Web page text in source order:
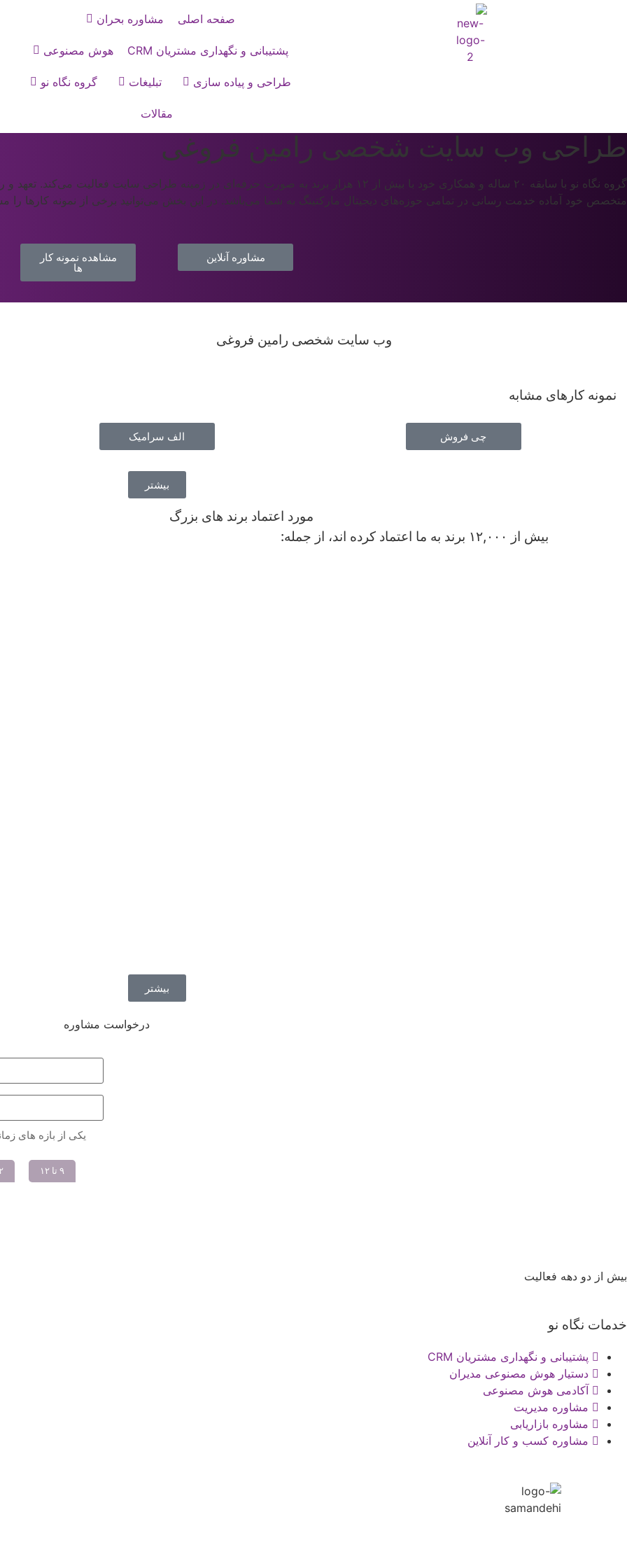
صفحه اصلی مشاوره بحران
پشتیبانی و نگهداری مشتریان CRM هوش مصنوعی
طراحی و پیاده سازی تبلیغات گروه نگاه نو
مقالات
طراحی وب سایت شخصی رامین فروغی
گروه نگاه نو با سابقه‌ ۲۰ ساله‌ و همکاری خود با بیش از ۱۲ هزار برند به صورت حرفه‌ای در زمینه طراحی
متخصص خود آماده خدمت رسانی در تمامی حوزه‌های دیجیتال مارکتینگ به شما می‌باشد. در این بخش می‌توانید برخی از نمونه کارها را
مشاوره آنلاین مشاهده نمونه کار
ها
وب سایت شخصی رامین فروغی
نمونه کارهای مشابه
چی فروش الف سرامیک
بیشتر
مورد اعتماد برند های بزرگ
بیش از ۱۲,۰۰۰ برند به ما اعتماد کرده اند، از جمله:
بیشتر
درخواست مشاوره
یکی از بازه های
۹ تا ۱۲
بیش از دو دهه فعالیت
خدمات نگاه نو
پشتیبانی و نگهداری مشتریان CRM
دستیار هوش مصنوعی مدیران
آکادمی هوش مصنوعی
مشاوره مدیریت
مشاوره بازاریابی
مشاوره کسب و کار آنلاین